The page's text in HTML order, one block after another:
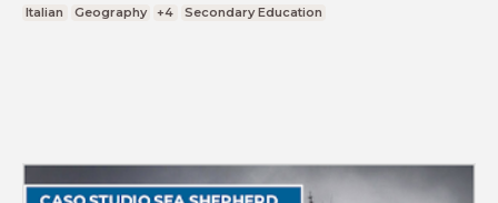
Italian Geography +4 Secondary Education